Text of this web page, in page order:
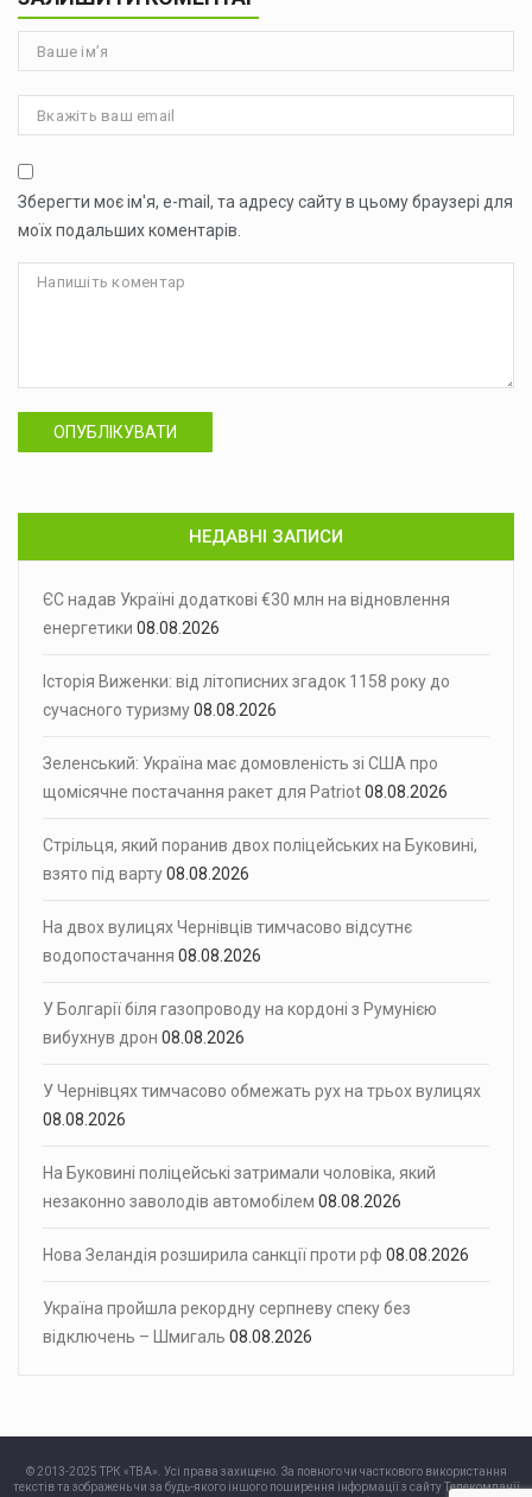
Зберегти моє ім'я, e-mail, та адресу сайту в цьому браузері для
моїх подальших коментарів.
ОПУБЛІКУВАТИ
НЕДАВНІ ЗАПИСИ
ЄС надав Україні додаткові €30 млн на відновлення
енергетики 08.08.2026
Історія Виженки: від літописних згадок 1158 року до
сучасного туризму08.08.2026
Зеленський: Україна має домовленість зі США про
щомісячне постачання ракет для Patriot08.08.2026
Стрільця, який поранив двох поліцейських на Буковині,
взято під варту08.08.2026
На двох вулицях Чернівців тимчасово відсутнє
водопостачання 08.08.2026
У Болгарії біля газопроводу на кордоні з Румунією
вибухнув дрон 08.08.2026
У Чернівцях тимчасово обмежать рух на трьох вулицях
08.08.2026
На Буковині поліцейські затримали чоловіка, який
незаконно заволодів автомобілем 08.08.2026
Нова Зеландія розширила санкції проти рф 08.08.2026
Україна пройшла рекордну серпневу спеку без
відключень – Шмигаль 08.08.2026
© 2013-2025 ТРК «ТВА». Усі права захищено. За повного чи часткового використання
текстів та зображень чи за будь-якого іншого поширення інформації з сайту Телекомпанії